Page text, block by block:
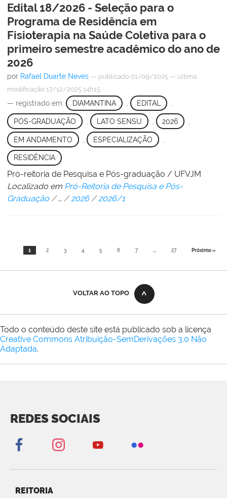
Edital 18/2026 - Seleção para o
Programa de Residência em
Fisioterapia na Saúde Coletiva para o
primeiro semestre acadêmico do ano de
2026
por Rafael Duarte Neves — publicado 01/09/2025 — última
modificação 17/12/2025 14h15
— registrado em: DIAMANTINA EDITAL
PÓS-GRADUAÇÃO LATO SENSU 2026
EM ANDAMENTO ESPECIALIZAÇÃO
RESIDÊNCIA
Pró-reitoria de Pesquisa e Pós-graduação / UFVJM
Localizado em Pró-Reitoria de Pesquisa e Pós-
Graduação /… /2026 /2026/1
1 2 3 4 5 6 7 ... 27 Próximo »
VOLTAR AO TOPO
Todo o conteúdo deste site está publicado sob a licença
Creative Commons Atribuição-SemDerivações 3.0 Não
Adaptada.
REDES SOCIAIS
REITORIA